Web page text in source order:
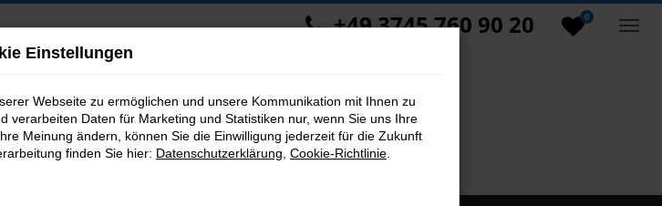
0
+49 3745 760 90 20
Shop
Einstellungen
Webseite zu ermöglichen und unsere Kommunikation mit Ihnen zu
verarbeiten Daten für Marketing und Statistiken nur, wenn Sie uns Ihre
Meinung ändern, können Sie die Einwilligung jederzeit für die Zukunft
finden Sie hier: Datenschutzerklärung Cookie-Richtlinie